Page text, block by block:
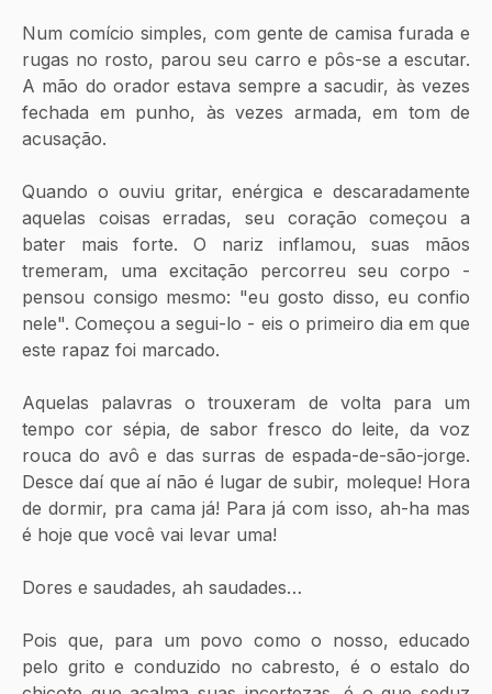
Num comício simples, com gente de camisa furada e
rugas no rosto, parou seu carro e pôs-se a escutar.
A mão do orador estava sempre a sacudir, às vezes
fechada em punho, às vezes armada, em tom de
acusação.
Quando o ouviu gritar, enérgica e descaradamente
aquelas coisas erradas, seu coração começou a
bater mais forte. O nariz inflamou, suas mãos
tremeram, uma excitação percorreu seu corpo -
pensou consigo mesmo: "eu gosto disso, eu confio
nele". Começou a segui-lo - eis o primeiro dia em que
este rapaz foi marcado.
Aquelas palavras o trouxeram de volta para um
tempo cor sépia, de sabor fresco do leite, da voz
rouca do avô e das surras de espada-de-são-jorge.
Desce daí que aí não é lugar de subir, moleque! Hora
de dormir, pra cama já! Para já com isso, ah-ha mas
é hoje que você vai levar uma!
Dores e saudades, ah saudades…
Pois que, para um povo como o nosso, educado
pelo grito e conduzido no cabresto, é o estalo do